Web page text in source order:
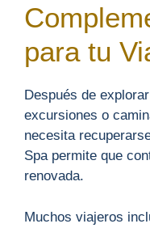
para tu
Después de
excursiones o
necesita
Spa permite que
renovada.
Muchos viajeros